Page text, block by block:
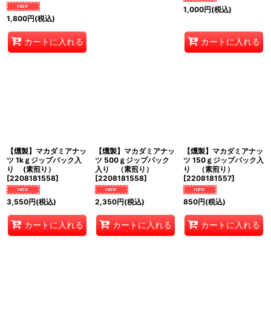
1,800円(税込)
カートに入れる
1,000円(税込)
カートに入れる
【燻製】マカダミアナッ
ツ 1kｇジップパック入
り (素煎り）
[2208181558]
3,550円(税込)
カートに入れる
【燻製】マカダミアナッ
ツ 500ｇジップパック
入り （素煎り）
[2208181558]
2,350円(税込)
カートに入れる
【燻製】マカダミアナッ
ツ 150ｇジップパック入
り （素煎り）
[2208181557]
850円(税込)
カートに入れる